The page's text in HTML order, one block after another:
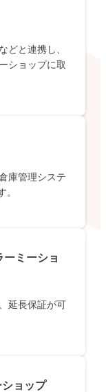
どと連携し、
ショップに取
庫管理システ
。
ミーショ
延長保証が可
ョップ